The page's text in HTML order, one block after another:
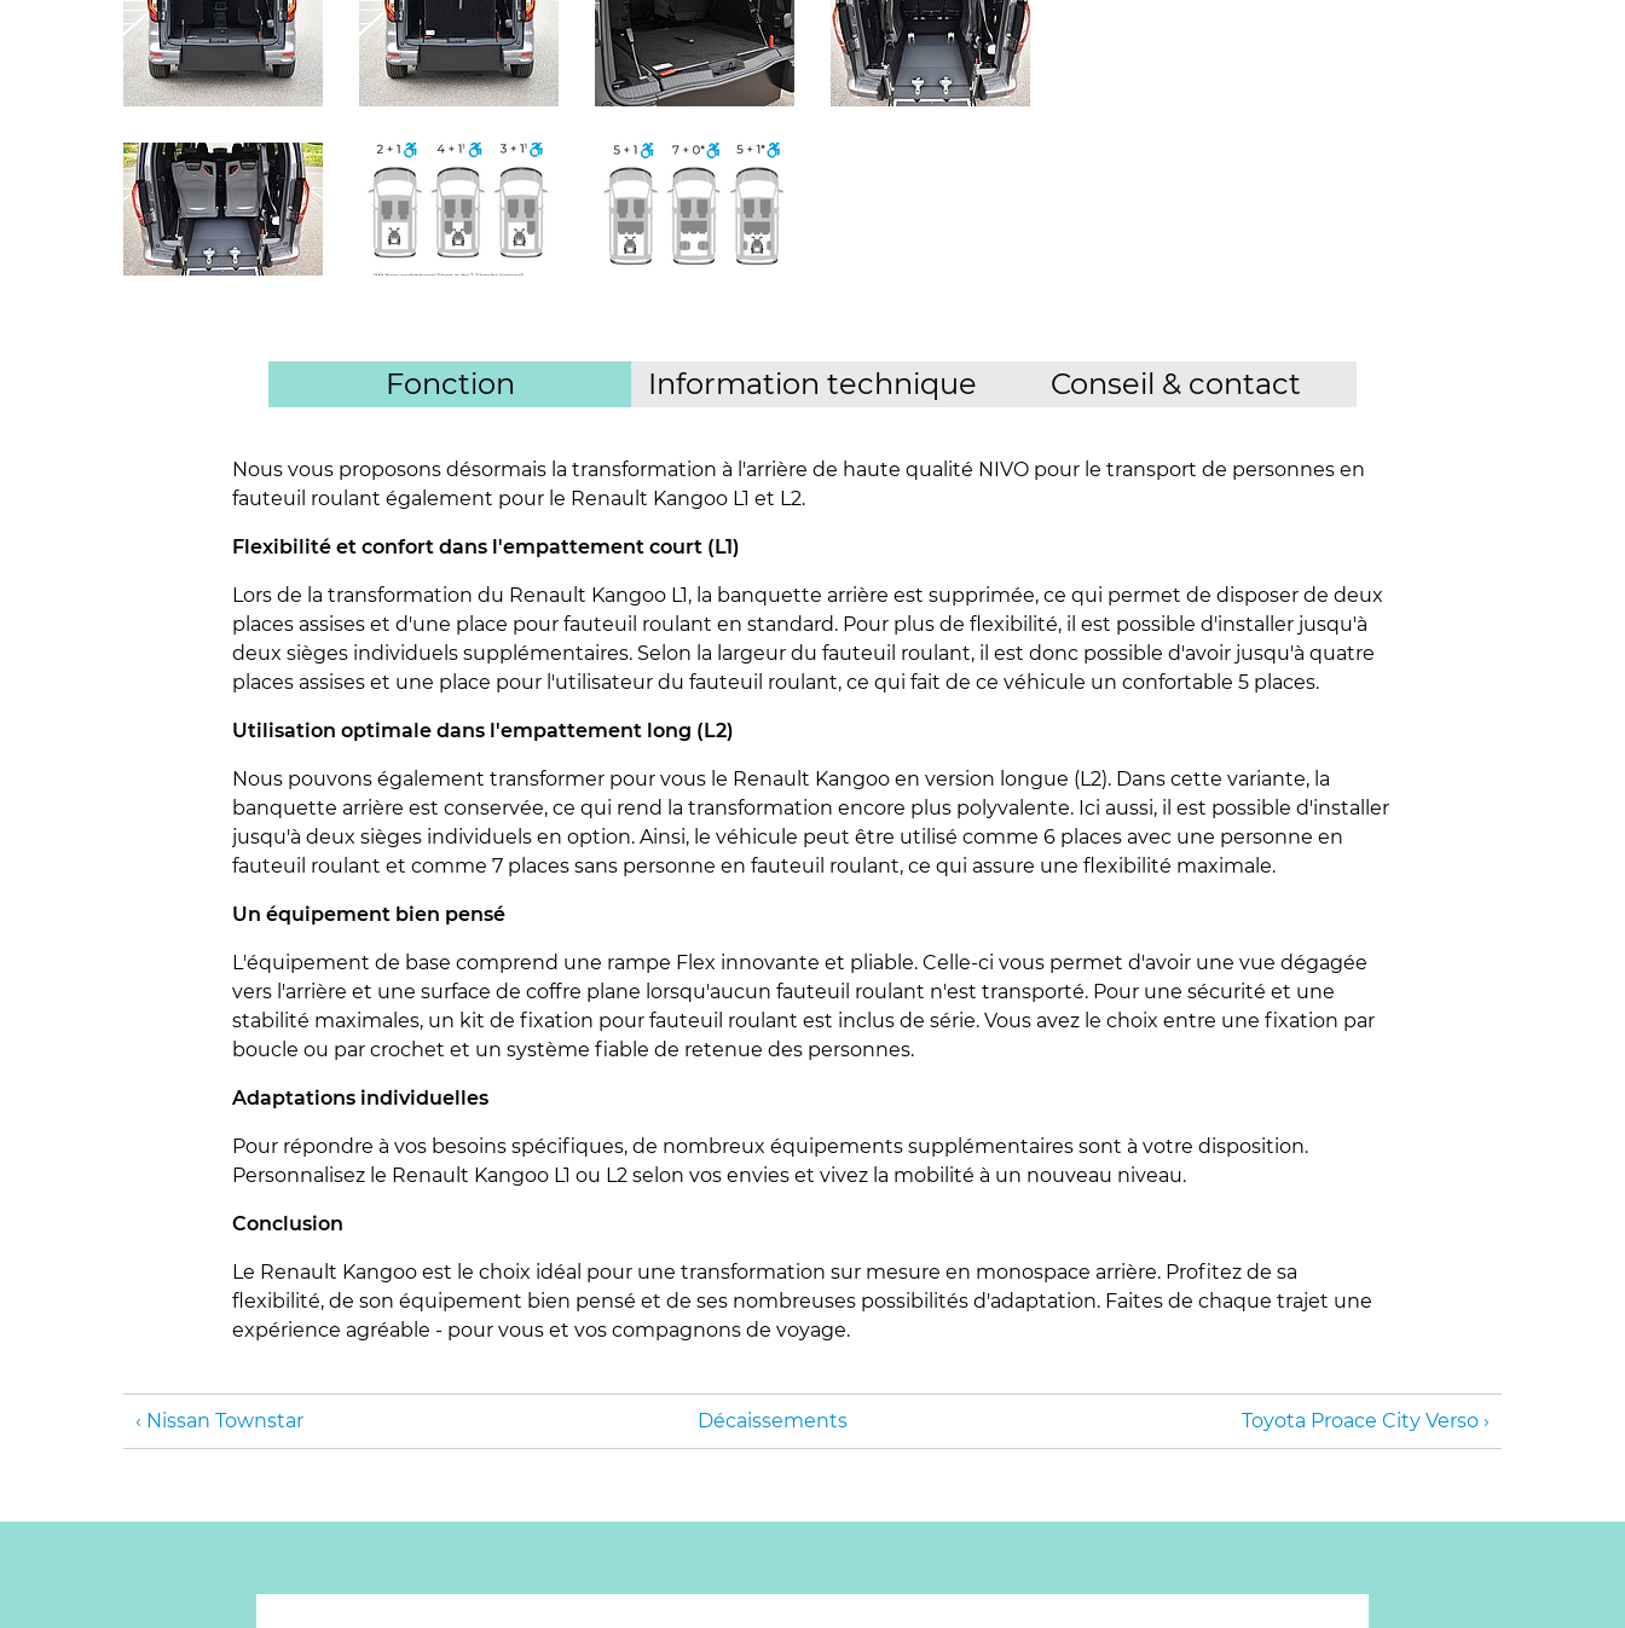
Fonction Information technique Conseil & contact
Nous vous proposons désormais la transformation à l'arrière de haute qualité NIVO pour le transport de personnes en
fauteuil roulant également pour le Renault Kangoo L1 et L2.
Flexibilité et confort dans l'empattement court (L1)
Lors de la transformation du Renault Kangoo L1, la banquette arrière est supprimée, ce qui permet de disposer de deux
places assises et d'une place pour fauteuil roulant en standard. Pour plus de flexibilité, il est possible d'installer jusqu'à
deux sièges individuels supplémentaires. Selon la largeur du fauteuil roulant, il est donc possible d'avoir jusqu'à quatre
places assises et une place pour l'utilisateur du fauteuil roulant, ce qui fait de ce véhicule un confortable 5 places.
Utilisation optimale dans l'empattement long (L2)
Nous pouvons également transformer pour vous le Renault Kangoo en version longue (L2). Dans cette variante, la
banquette arrière est conservée, ce qui rend la transformation encore plus polyvalente. Ici aussi, il est possible d'installer
jusqu'à deux sièges individuels en option. Ainsi, le véhicule peut être utilisé comme 6 places avec une personne en
fauteuil roulant et comme 7 places sans personne en fauteuil roulant, ce qui assure une flexibilité maximale.
Un équipement bien pensé
L'équipement de base comprend une rampe Flex innovante et pliable. Celle-ci vous permet d'avoir une vue dégagée
vers l'arrière et une surface de coffre plane lorsqu'aucun fauteuil roulant n'est transporté. Pour une sécurité et une
stabilité maximales, un kit de fixation pour fauteuil roulant est inclus de série. Vous avez le choix entre une fixation par
boucle ou par crochet et un système fiable de retenue des personnes.
Adaptations individuelles
Pour répondre à vos besoins spécifiques, de nombreux équipements supplémentaires sont à votre disposition.
Personnalisez le Renault Kangoo L1 ou L2 selon vos envies et vivez la mobilité à un nouveau niveau.
Conclusion
Le Renault Kangoo est le choix idéal pour une transformation sur mesure en monospace arrière. Profitez de sa
flexibilité, de son équipement bien pensé et de ses nombreuses possibilités d'adaptation. Faites de chaque trajet une
expérience agréable - pour vous et vos compagnons de voyage.
Nissan Townstar Décaissements Toyota Proace City Verso